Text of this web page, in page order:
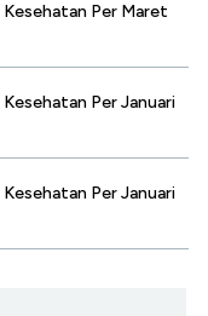
Per Maret
Per Januari
Per Januari